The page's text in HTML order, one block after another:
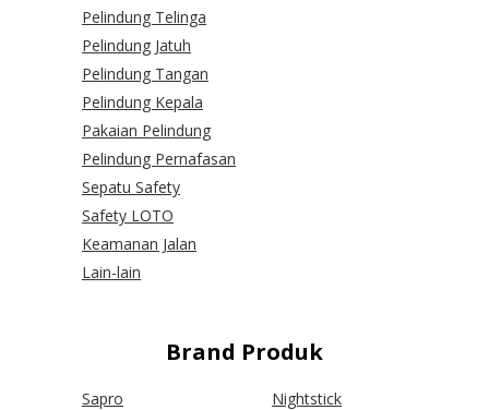
Pelindung Telinga
Pelindung Jatuh
Pelindung Tangan
Pelindung Kepala
Pakaian Pelindung
Pelindung Pernafasan
Sepatu Safety
Safety LOTO
Keamanan Jalan
Lain-lain
Brand Produk
Sapro
Nightstick